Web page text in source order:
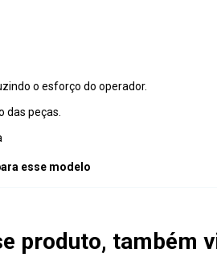
o esforço do operador.
das peças.
esse modelo
produto, também